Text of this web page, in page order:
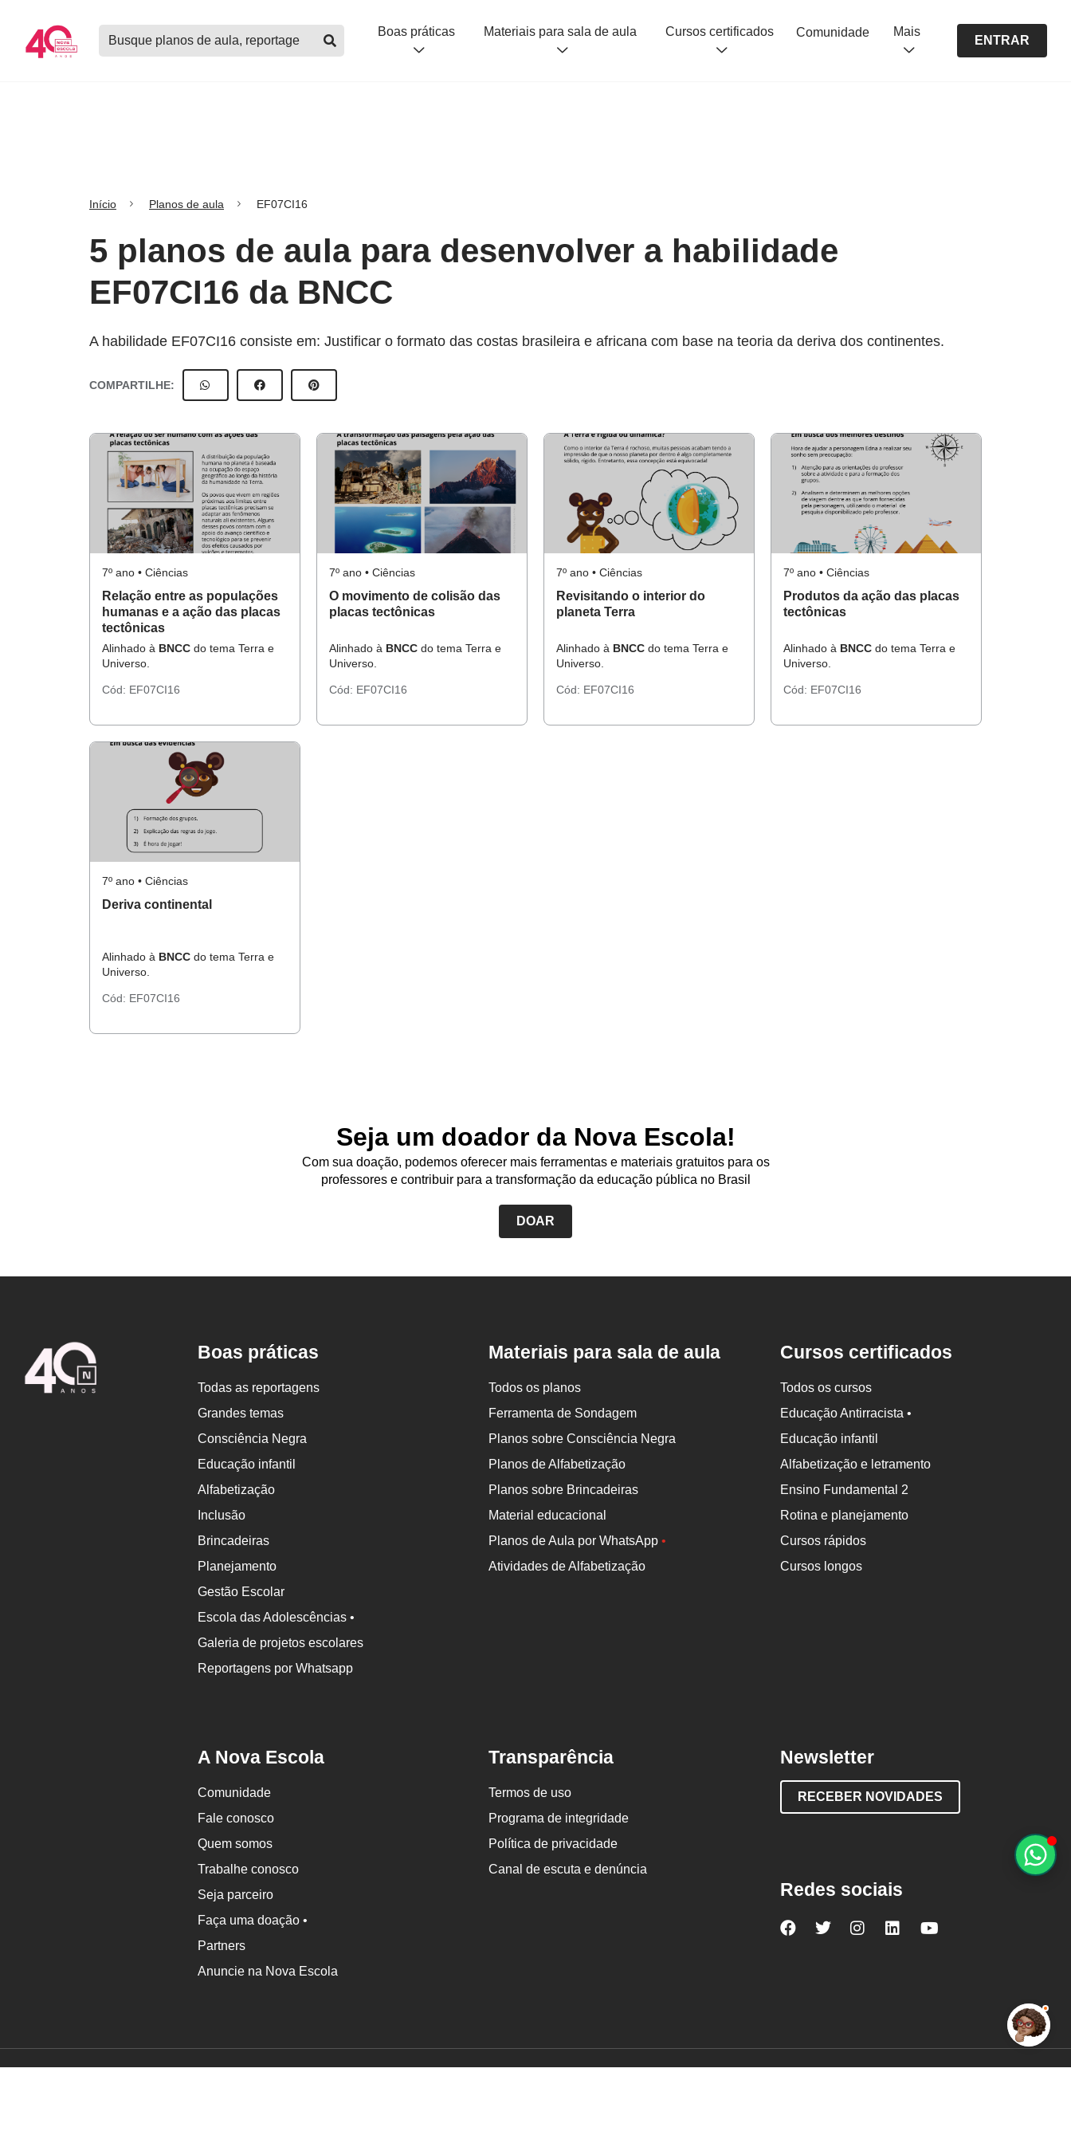
Buscar
planos
Boas práticas Materiais para sala de aula Cursos certificados Comunidade Mais
ENTRAR
Início Planos de aula EF07CI16
5 planos de aula para desenvolver a habilidade
EF07CI16 da BNCC
A habilidade EF07CI16 consiste em: Justificar o formato das costas brasileira e africana com base na teoria da deriva dos continentes.
COMPARTILHE:
7º ano • Ciências
Relação entre as populações
humanas e a ação das placas
tectônicas
Alinhado à BNCC do tema Terra e
Universo.
Cód: EF07CI16
7º ano • Ciências
O movimento de colisão das
placas tectônicas
Alinhado à BNCC do tema Terra e
Universo.
Cód: EF07CI16
7º ano • Ciências
Revisitando o interior do
planeta Terra
Alinhado à BNCC do tema Terra e
Universo.
Cód: EF07CI16
7º ano • Ciências
Produtos da ação das placas
tectônicas
Alinhado à BNCC do tema Terra e
Universo.
Cód: EF07CI16
7º ano • Ciências
Deriva continental
Alinhado à BNCC do tema Terra e
Universo.
Cód: EF07CI16
Seja um doador da Nova Escola!
Com sua doação, podemos oferecer mais ferramentas e materiais gratuitos para os
professores e contribuir para a transformação da educação pública no Brasil
DOAR
Boas práticas
Todas as reportagens
Grandes temas
Consciência Negra
Educação infantil
Alfabetização
Inclusão
Brincadeiras
Planejamento
Gestão Escolar
Escola das Adolescências •
Galeria de projetos escolares
Reportagens por Whatsapp
Materiais para sala de aula
Todos os planos
Ferramenta de Sondagem
Planos sobre Consciência Negra
Planos de Alfabetização
Planos sobre Brincadeiras
Material educacional
Planos de Aula por WhatsApp•
Atividades de Alfabetização
Cursos certificados
Todos os cursos
Educação Antirracista •
Educação infantil
Alfabetização e letramento
Ensino Fundamental 2
Rotina e planejamento
Cursos rápidos
Cursos longos
A Nova Escola
Comunidade
Fale conosco
Quem somos
Trabalhe conosco
Seja parceiro
Faça uma doação •
Partners
Anuncie na Nova Escola
Transparência
Termos de uso
Programa de integridade
Política de privacidade
Canal de escuta e denúncia
Newsletter
RECEBER NOVIDADES
Redes sociais
NovaNova Nova NovaNova